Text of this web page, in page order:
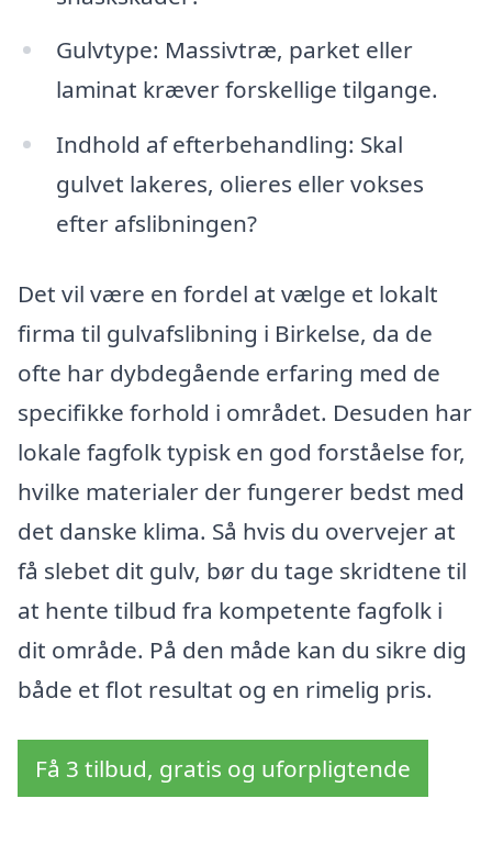
Gulvtype: Massivtræ, parket eller
laminat kræver forskellige tilgange.
Indhold af efterbehandling: Skal
gulvet lakeres, olieres eller vokses
efter afslibningen?
Det vil være en fordel at vælge et lokalt
firma til gulvafslibning i Birkelse, da de
ofte har dybdegående erfaring med de
specifikke forhold i området. Desuden har
lokale fagfolk typisk en god forståelse for,
hvilke materialer der fungerer bedst med
det danske klima. Så hvis du overvejer at
få slebet dit gulv, bør du tage skridtene til
at hente tilbud fra kompetente fagfolk i
dit område. På den måde kan du sikre dig
både et flot resultat og en rimelig pris.
Få 3 tilbud, gratis og uforpligtende